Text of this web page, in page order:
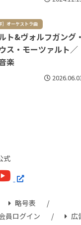
］オーケストラ曲
ト&ヴォルフガング・
ス・モーツァルト／
楽
式
略号表
員ログイン 広